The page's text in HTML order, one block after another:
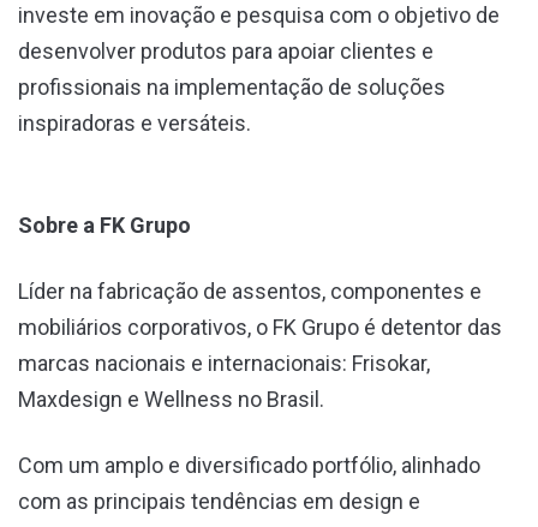
investe em inovação e pesquisa com o objetivo de
desenvolver produtos para apoiar clientes e
profissionais na implementação de soluções
inspiradoras e versáteis.
Sobre a FK Grupo
Líder na fabricação de assentos, componentes e
mobiliários corporativos, o FK Grupo é detentor das
marcas nacionais e internacionais: Frisokar,
Maxdesign e Wellness no Brasil.
Com um amplo e diversificado portfólio, alinhado
com as principais tendências em design e